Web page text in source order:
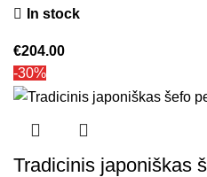
In stock
€204.00
-30%
Tradicinis japoniškas